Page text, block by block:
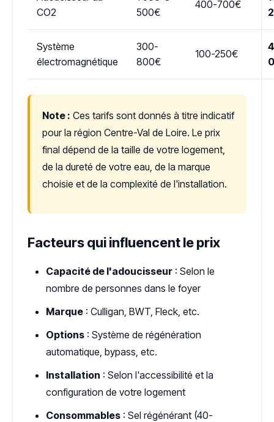
CO2
500€
400-700€
Système
électromagnétique
300-
800€
100-250€
Note : Ces tarifs sont donnés à titre indicatif
pour la région Centre-Val de Loire. Le prix
final dépend de la taille de votre logement,
de la dureté de votre eau, de la marque
choisie et de la complexité de l'installation.
Facteurs qui influencent le prix
Capacité de l'adoucisseur : Selon le
nombre de personnes dans le foyer
Marque : Culligan, BWT, Fleck, etc.
Options : Système de régénération
automatique, bypass, etc.
Installation : Selon l'accessibilité et la
configuration de votre logement
Consommables : Sel régénérant (40-